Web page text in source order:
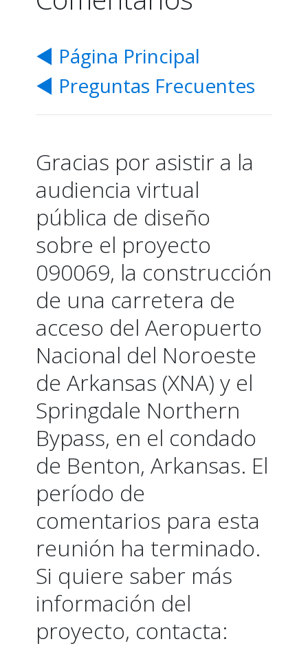
El Mapa Web
Información de la
Preguntas
Período de
◀ Página Principal
◀ Preguntas Frecuentes
Gracias por asistir a la
audiencia virtual
pública de diseño
sobre el proyecto
090069, la construcción
de una carretera de
acceso del Aeropuerto
Nacional del Noroeste
de Arkansas (XNA) y el
Springdale Northern
Bypass, en el condado
de Benton, Arkansas. El
período de
comentarios para esta
reunión ha terminado.
Si quiere saber más
información del
proyecto, contacta: